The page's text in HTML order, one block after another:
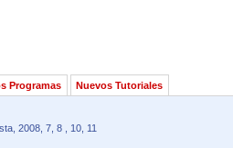
Programas Nuevos Tutoriales
2008, 7, 8 , 10, 11